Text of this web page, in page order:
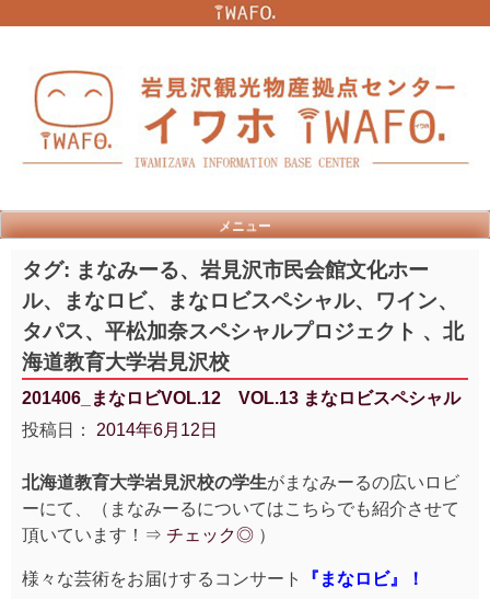
メニュー
タグ: まなみーる、岩見沢市民会館文化ホー
ル、まなロビ、まなロビスペシャル、ワイン、
タパス、平松加奈スペシャルプロジェクト 、北
海道教育大学岩見沢校
201406_まなロビVOL.12 VOL.13 まなロビスペシャル
投稿日： 2014年6月12日
北海道教育大学岩見沢校の学生がまなみーるの広いロビ
ーにて、（まなみーるについてはこちらでも紹介させて
頂いています！⇒ チェック◎ ）
様々な芸術をお届けするコンサート 『まなロビ』！